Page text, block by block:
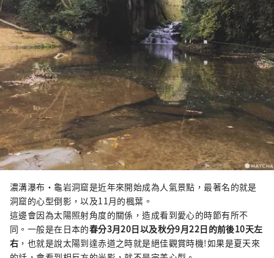
濃溝瀑布・龜岩洞窟是近年來開始成為人氣景點，最著名的就是
洞窟的心型倒影，以及11月的楓葉。
這邊會因為太陽照射角度的關係，造成看到愛心的時節有所不
同。一般是在日本的春分3月20日以及秋分9月22日的前後10天左
右 ，也就是說太陽到達赤道之時就是絕佳觀賞時機!如果是夏天來